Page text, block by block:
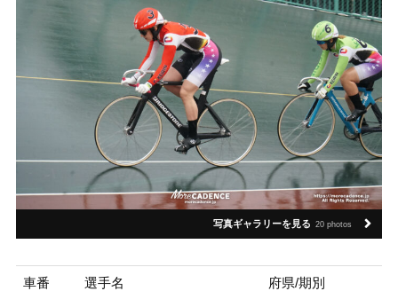
写真ギャラリーを見る 20 photos
車番 選手名 府県/期別